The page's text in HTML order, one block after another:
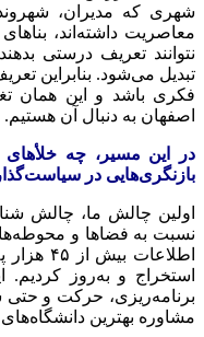
شهری که مدیران،
معاصریت داشته‌اند،
نتوانند تعریف درستی
تبدیل می‌شود. بنابراین
فکری باشد و این همان
اصفهان به دنبال آن هستیم.
در این مسیر، چه خلأهای
بازنگری‌هایی در
اولین چالش ما، چالش
نسبت به فضاها و
استخراج و به‌روز کردیم.
برنامه‌ریزی، حرکت و حتی
مشاوره بهترین